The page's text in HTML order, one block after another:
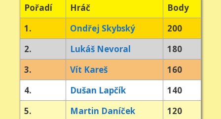
Pořadí Hráč
Body
1.
Ondřej Skybský
200
2.
Lukáš Nevoral
180
3.
Vít Kareš
160
4.
Dušan Lapčík
140
5.
Martin Daníček
120